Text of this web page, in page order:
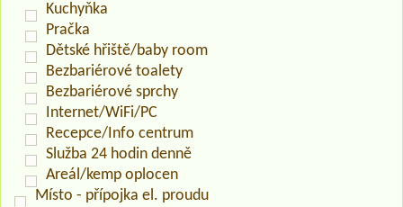
Kuchyňka
Pračka
Dětské hřiště/baby room
Bezbariérové toalety
Bezbariérové sprchy
Internet/WiFi/PC
Recepce/Info centrum
Služba 24 hodin denně
Areál/kemp oplocen
Místo - přípojka el. proudu